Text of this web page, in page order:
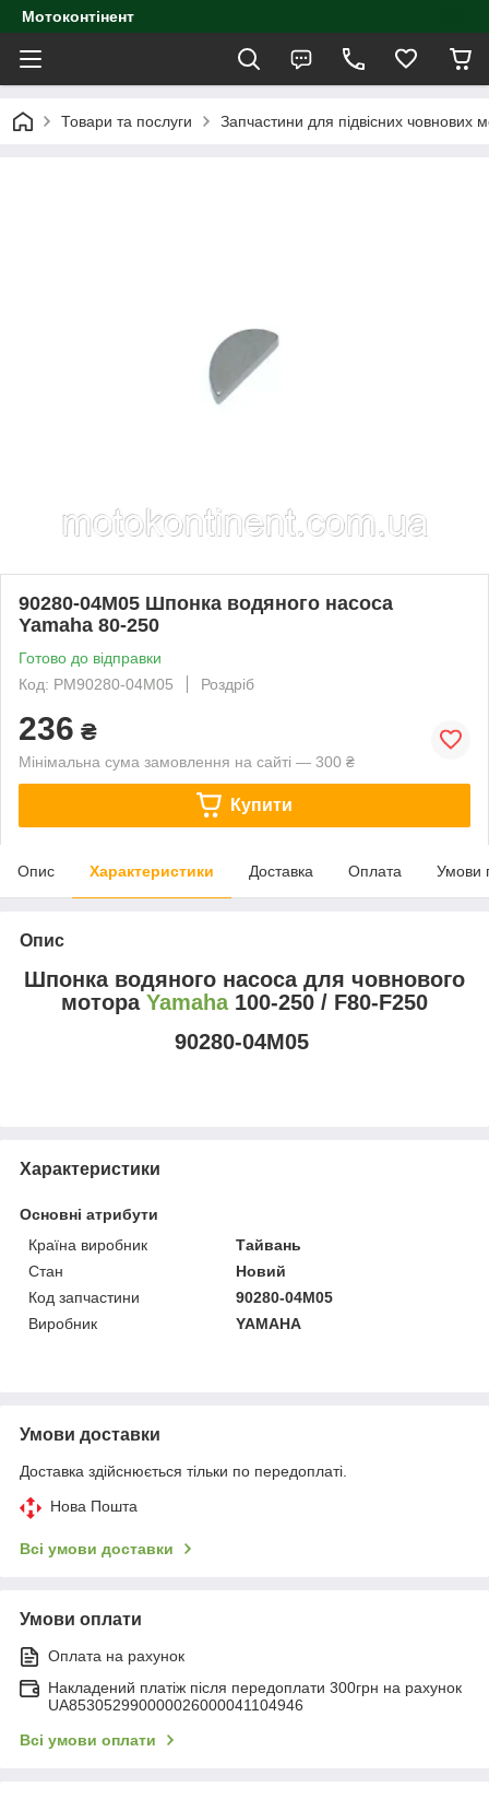
Мотоконтінент
Товари та послуги Запчастини для підвісних човнових
90280-04M05 Шпонка водяного насоса
Yamaha 80-250
Готово до відправки
Код: PM90280-04M05
Роздріб
236 ₴
Мінімальна сума замовлення на сайті — 300 ₴
Купити
Опис Характеристики Доставка Оплата Умови
Опис
Шпонка водяного насоса для човнового
мотора Yamaha100-250 / F80-F250
90280-04M05
Характеристики
Основні атрибути
Країна виробник
Тайвань
Стан
Новий
Код запчастини
90280-04M05
Виробник
YAMAHA
Умови доставки
Доставка здійснюється тільки по передоплаті.
Нова Пошта
Всі умови доставки
Умови оплати
Оплата на рахунок
Накладений платіж після передоплати 300грн на рахунок
UA853052990000026000041104946
Всі умови оплати